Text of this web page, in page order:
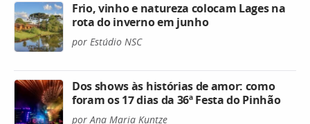
Frio, vinho e natureza colocam Lages na
rota do inverno em junho
por Estúdio NSC
Dos shows às histórias de amor: como
foram os 17 dias da 36ª Festa do Pinhão
por Ana Maria Kuntze